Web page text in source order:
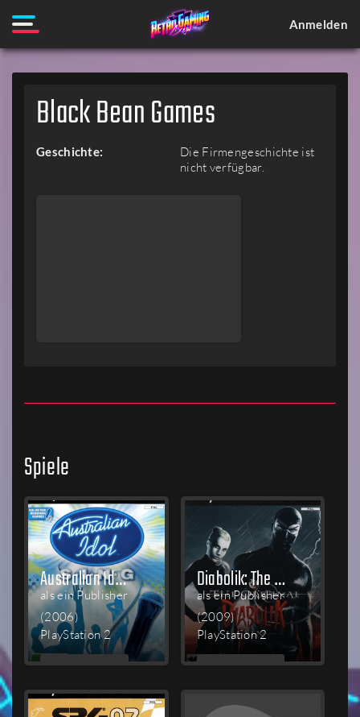
Anmelden
Black Bean Games
Geschichte:
Die Firmengeschichte ist
nicht verfügbar.
Spiele
Australian Idol Sing
als ein Publisher
(2006)
PlayStation 2
MEHR
Diabolik: The Original Sin
als ein Publisher
(2009)
PlayStation 2
MEHR